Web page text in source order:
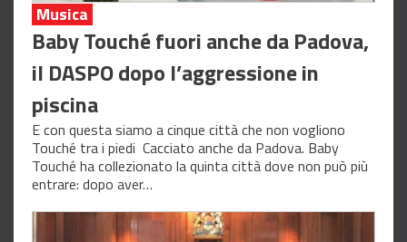
Musica
Baby Touché fuori anche da Padova,
il DASPO dopo l’aggressione in
piscina
E con questa siamo a cinque città che non vogliono
Touché tra i piedi Cacciato anche da Padova. Baby
Touché ha collezionato la quinta città dove non può più
entrare: dopo aver…